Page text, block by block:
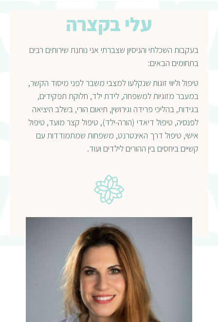
עלי בקצרה
בעקבות השכלתי והניסיון שצברתי אני נותנת שירותים רבים
בתחומים הבאים:
טיפול וליווי זוגות שנקלעו למצבי משבר לפני מיסוד הקשר,
במעבר מזוגיות למשפחה, לידת ילד, חלוקת תפקידים,
בגידות, בהליכי פרידה וגירושין, תיאום הורי, בשלב היציאה
לפנסיה, טיפול דיאדי (הורה-ילד), טיפול קצר מועד, טיפול
אישי, טיפול דרך האינטרנט, משפחות שמתמודדות עם
קשיים ביחסים בין ההורים לילדים ועוד.